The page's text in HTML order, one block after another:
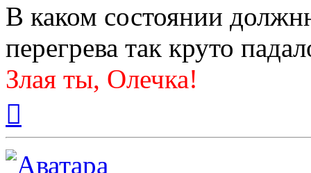
В каком состоянии
перегрева так круто
Злая ты, Олечка!
началу